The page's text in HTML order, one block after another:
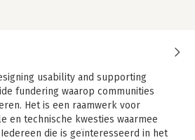
usability and supporting
fundering waarop communities
Het is een raamwerk voor
en technische kwesties waarmee
die is geïnteresseerd in het